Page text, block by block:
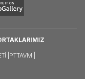
| PTTAVM |